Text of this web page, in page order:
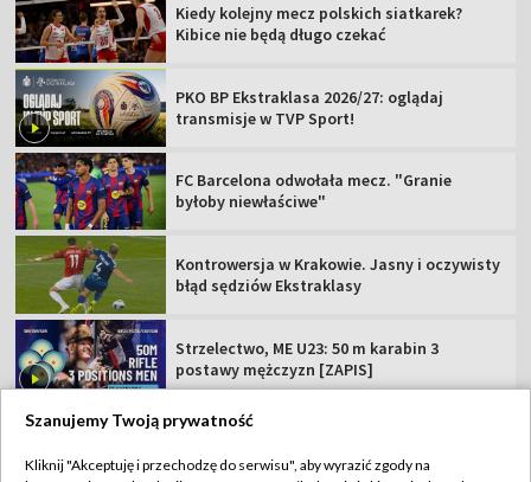
Kiedy kolejny mecz polskich siatkarek?
Kibice nie będą długo czekać
PKO BP Ekstraklasa 2026/27: oglądaj
transmisje w TVP Sport!
FC Barcelona odwołała mecz. "Granie
byłoby niewłaściwe"
Kontrowersja w Krakowie. Jasny i oczywisty
błąd sędziów Ekstraklasy
Strzelectwo, ME U23: 50 m karabin 3
postawy mężczyzn [ZAPIS]
Szanujemy Twoją prywatność
Kliknij "Akceptuję i przechodzę do serwisu", aby wyrazić zgody na